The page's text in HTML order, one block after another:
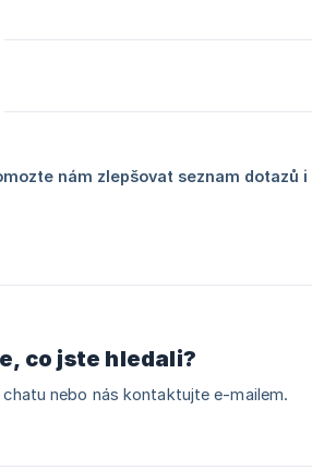
nám zlepšovat seznam dotazů
co jste hledali?
nebo nás kontaktujte e-mailem.